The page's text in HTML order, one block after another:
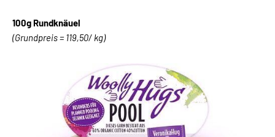
100g Rundknäuel
(Grundpreis = 119,50/ kg)